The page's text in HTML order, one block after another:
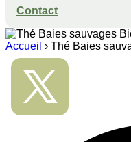
Contact
Accueil › Thé Baies